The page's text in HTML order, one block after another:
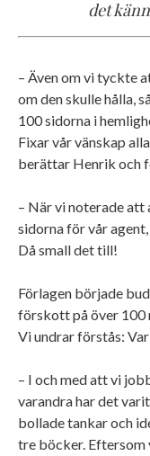
det
– Även om vi tyckte
om den skulle hålla,
100 sidorna i
Fixar vår vänskap
berättar Henrik och
– När vi noterade att
sidorna för vår
Då small det till!
Förlagen började
förskott på över
Vi undrar förstås:
– I och med att vi
varandra har det
bollade tankar och
tre böcker. Eftersom